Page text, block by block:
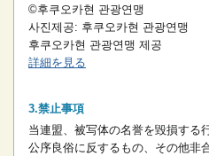
©후쿠오카현 관광연맹
사진제공: 후쿠오카현 관광연맹
후쿠오카현 관광연맹 제공
詳細を見る
禁止事項
当連盟、被写体の名誉を毀損する
公序良俗に反するもの、その他非